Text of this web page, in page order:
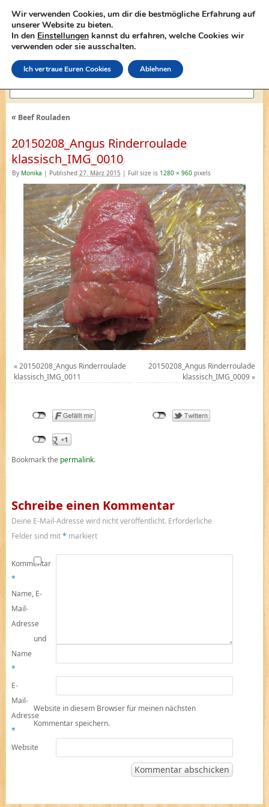
lasagne-rezepte.net
«Beef Rouladen
20150208_Angus Rinderroulade
klassisch_IMG_0010
By Monika | Published 27. März 2015 | Full size is 1280 × 960pixels
«20150208_Angus Rinderroulade
klassisch_IMG_0011
20150208_Angus Rinderroulade
klassisch_IMG_0009»
Bookmark the permalink.
Schreibe einen Kommentar
Deine E-Mail-Adresse wird nicht veröffentlicht. Erforderliche
Felder sind mit* markiert
Kommentar
*
Name
*
E-
Mail-
Adresse
*
Website
Name, E-
Mail-
Adresse
und
Website in diesem Browser für meinen nächsten
Kommentar speichern.
Wir verwenden Cookies, um dir die bestmögliche Erfahrung auf
unserer Website zu bieten.
In den Einstellungen kannst du erfahren, welche Cookies wir
verwenden oder sie ausschalten.
Ich vertraue Euren Cookies Ablehnen